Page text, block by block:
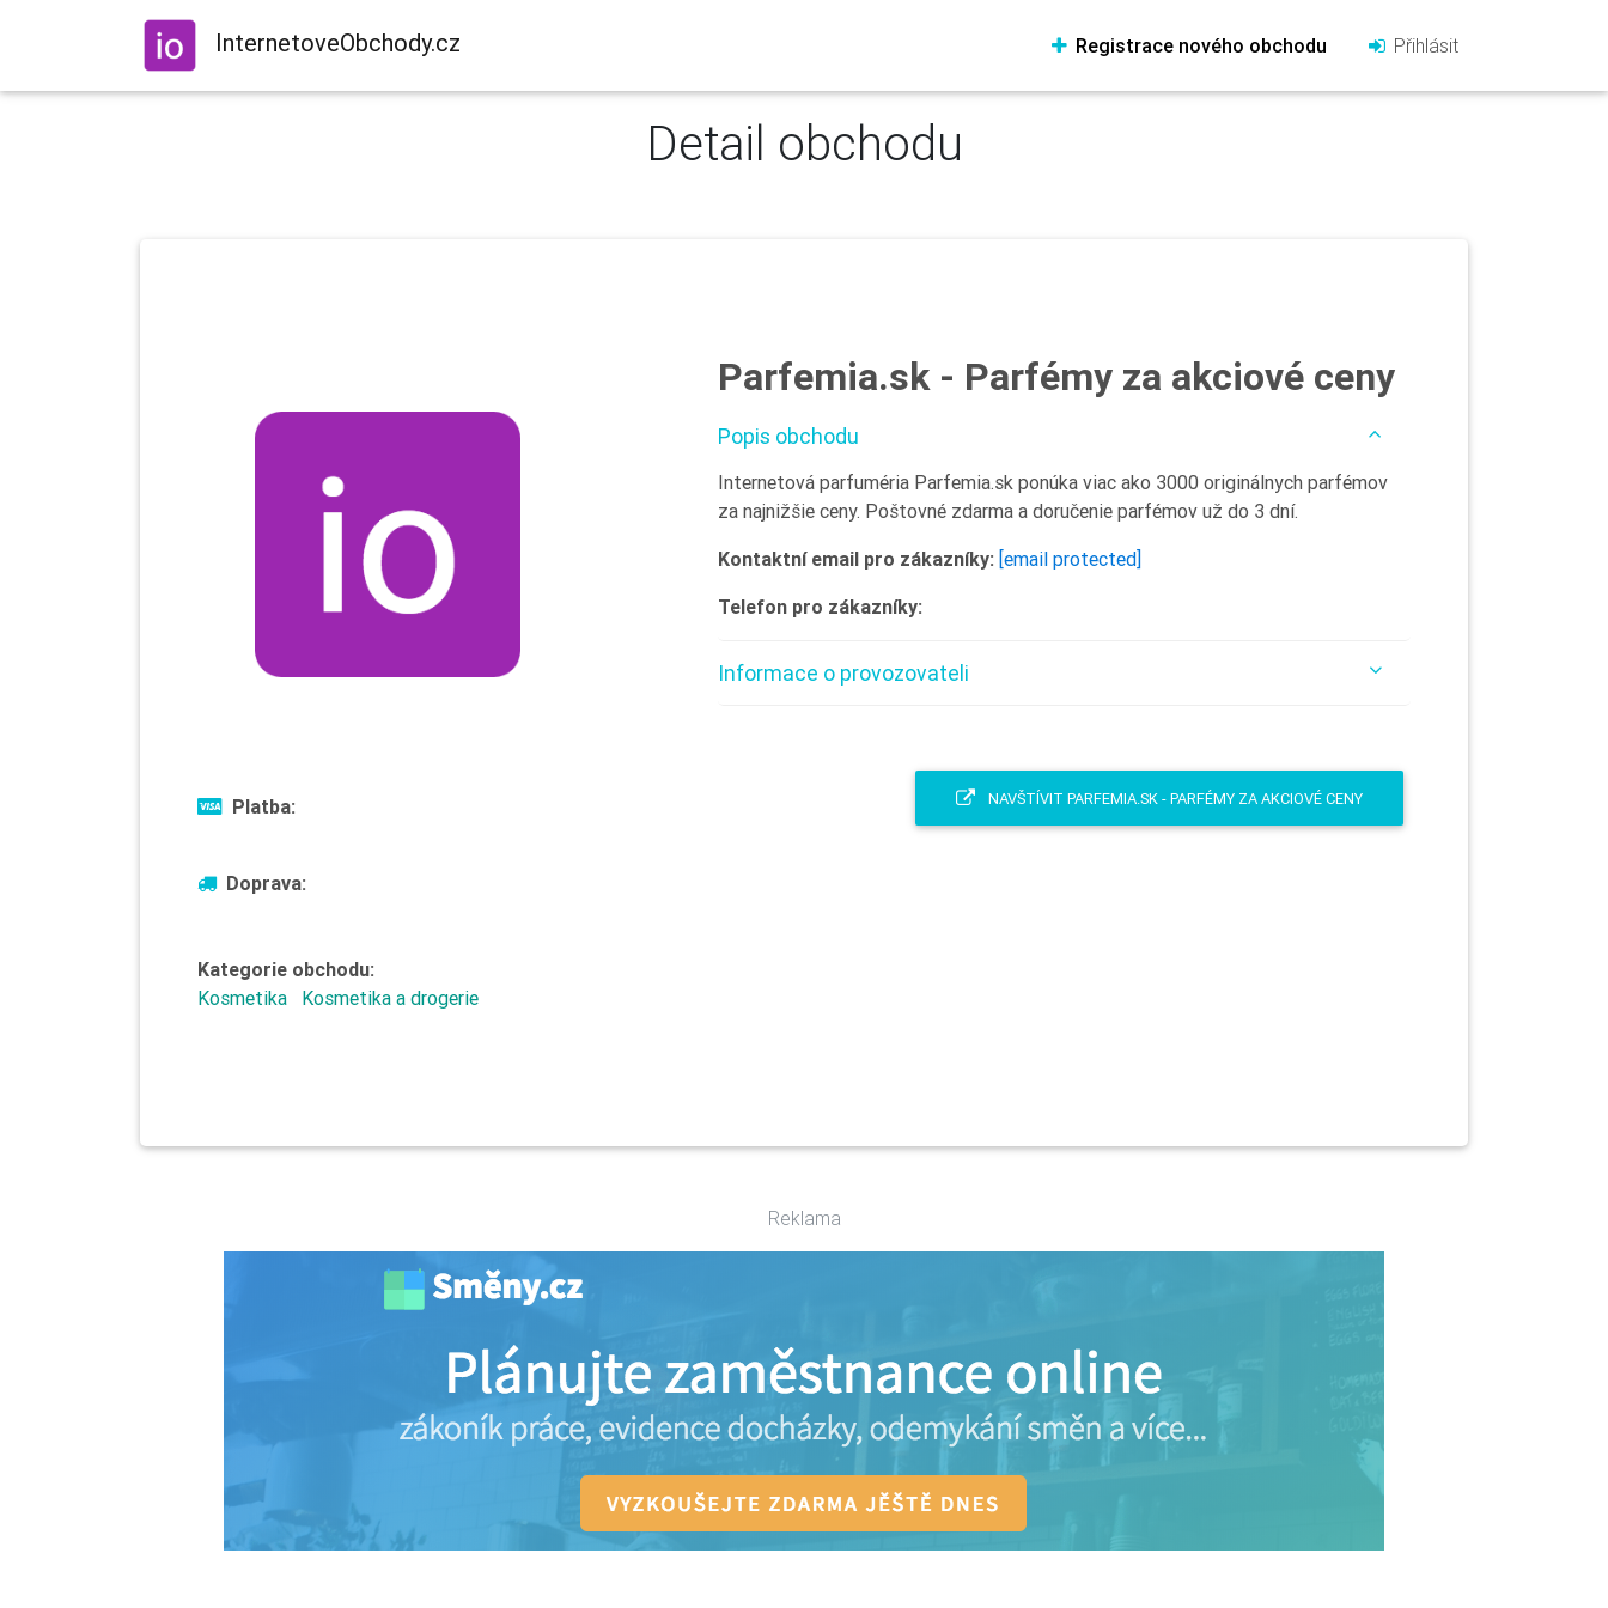
InternetoveObchody.cz Registrace nového obchodu Přihlásit
Detail obchodu
Platba:
Doprava:
Kategorie obchodu:
Kosmetika
Kosmetika a drogerie
Parfemia.sk - Parfémy za akciové ceny
Popis obchodu
Internetová parfuméria Parfemia.sk ponúka viac ako 3000 originálnych parfémov
za najnižšie ceny. Poštovné zdarma a doručenie parfémov už do 3 dní.
Kontaktní email pro zákazníky: [email protected]
Telefon pro zákazníky:
Informace o provozovateli
NAVŠTÍVIT PARFEMIA.SK - PARFÉMY ZA AKCIOVÉ CENY
Reklama